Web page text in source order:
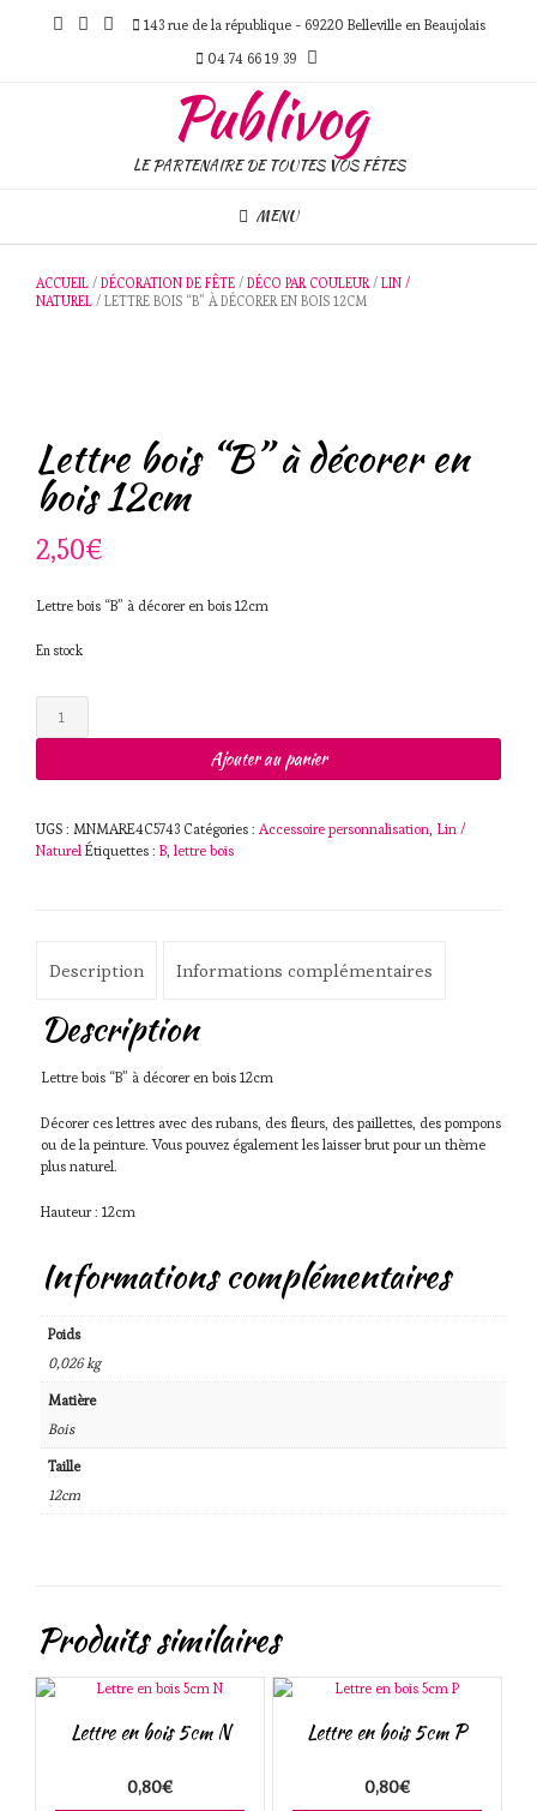
143 rue de la république - 69220 Belleville en Beaujolais
04 74 66 19 39
Publivog
LE PARTENAIRE DE TOUTES VOS FÊTES
MENU
ACCUEIL / DÉCORATION DE FÊTE / DÉCO PAR COULEUR/ LIN /
NATUREL / LETTRE BOIS “B” À DÉCORER EN BOIS 12CM
Lettre bois “B” à décorer en
bois 12cm
2,50€
Lettre bois “B” à décorer en bois 12cm
En stock
décorer
en
Ajouter au panier
UGS : MNMARE4C5743 Catégories : Accessoire personnalisation, Lin /
Naturel Étiquettes : B,lettre bois
Description Informations complémentaires
Description
Lettre bois “B” à décorer en bois 12cm
Décorer ces lettres avec des rubans, des fleurs, des paillettes, des pompons
ou de la peinture. Vous pouvez également les laisser brut pour un thème
plus naturel.
Hauteur : 12cm
Informations complémentaires
Poids
0,026 kg
Matière
Bois
Taille
12cm
Produits similaires
Lettre en bois 5cm N
0,80€
Lettre en bois 5cm P
0,80€